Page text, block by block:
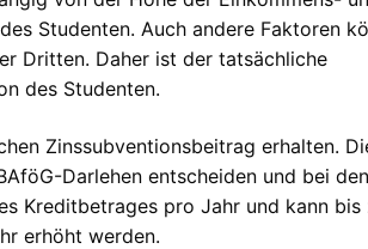
Studenten. Auch andere Faktoren
Dritten. Daher ist der tatsächliche
des Studenten.
Zinssubventionsbeitrag erhalten.
Darlehen entscheiden und bei den
Kreditbetrages pro Jahr und kann bis
erhöht werden.